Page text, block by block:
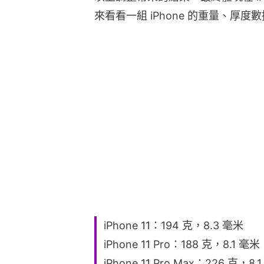
來看看一組 iPhone 的重量、厚度數
iPhone 11：194 克，8.3 毫米
iPhone 11 Pro：188 克，8.1 毫米